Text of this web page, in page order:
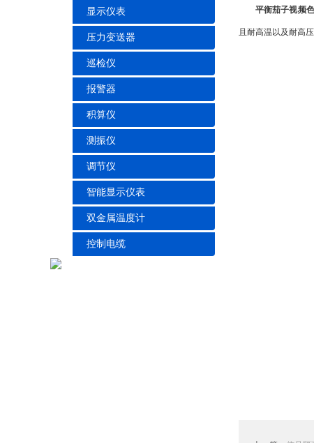
显示仪表
压力变送器
巡检仪
报警器
积算仪
测振仪
调节仪
智能显示仪表
双金属温度计
控制电缆
平衡茄子视频
且耐高温以及耐高